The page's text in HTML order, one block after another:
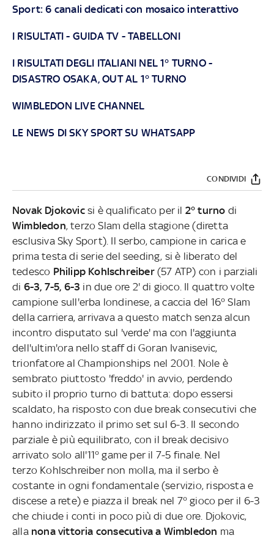
Sport: 6 canali dedicati con mosaico interattivo
I RISULTATI - GUIDA TV -TABELLONI
I RISULTATI DEGLI ITALIANI NEL 1° TURNO-
DISASTRO OSAKA, OUT AL 1° TURNO
WIMBLEDON LIVE CHANNEL
LE NEWS DI SKY SPORT SU WHATSAPP
CONDIVIDI
Novak Djokovicsi è qualificato per il 2° turno di
Wimbledon, terzo Slam della stagione (diretta
esclusiva Sky Sport). Il serbo, campione in carica e
prima testa di serie del seeding, si è liberato del
tedesco Philipp Kohlschreiber(57 ATP) con i parziali
di 6-3, 7-5, 6-3 in due ore 2' di gioco. Il quattro volte
campione sull'erba londinese, a caccia del 16° Slam
della carriera, arrivava a questo match senza alcun
incontro disputato sul 'verde' ma con l'aggiunta
dell'ultim'ora nello staff di Goran Ivanisevic,
trionfatore al Championships nel 2001. Nole è
sembrato piuttosto 'freddo' in avvio, perdendo
subito il proprio turno di battuta: dopo essersi
scaldato, ha risposto con due break consecutivi che
hanno indirizzato il primo set sul 6-3. Il secondo
parziale è più equilibrato, con il break decisivo
arrivato solo all'11° game per il 7-5 finale. Nel
terzo Kohlschreiber non molla, ma il serbo è
costante in ogni fondamentale (servizio, risposta e
discese a rete) e piazza il break nel 7° gioco per il 6-3
che chiude i conti in poco più di due ore. Djokovic,
alla nona vittoria consecutiva a Wimbledon ma